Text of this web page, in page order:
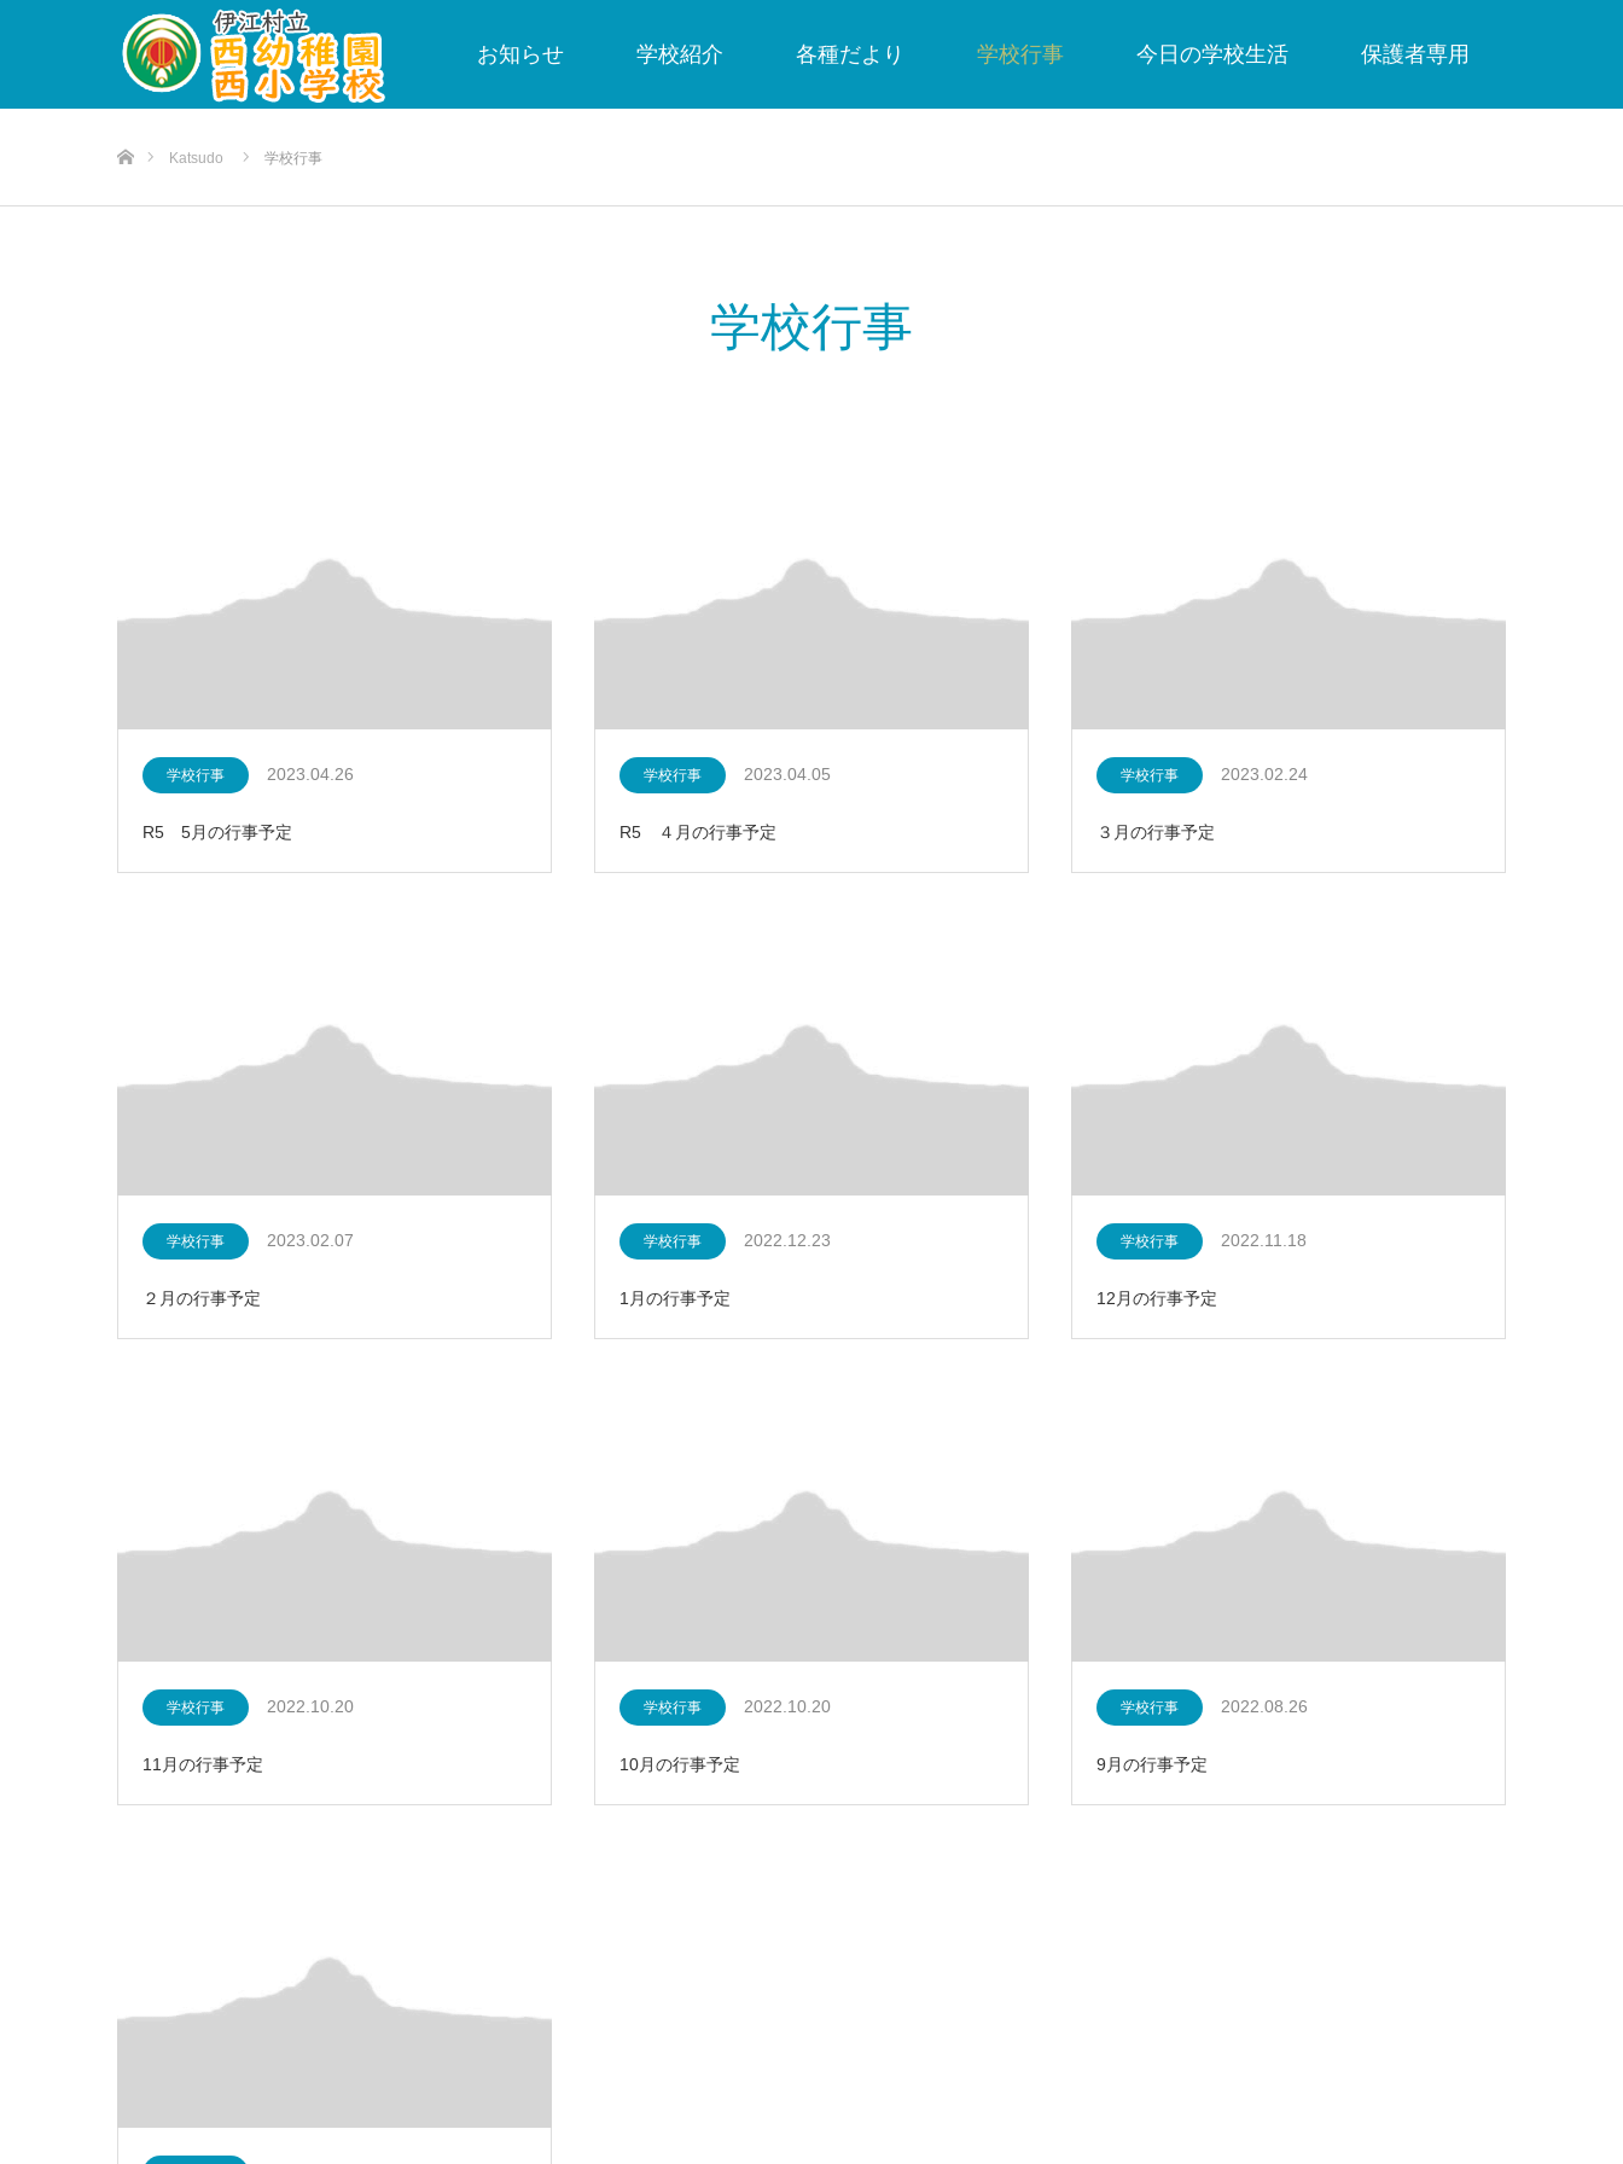
お知らせ 学校紹介 各種だより 学校行事 今日の学校生活 保護者専用
Katsudo 学校行事
学校行事
学校行事 2023.04.26
R5 5月の行事予定
学校行事 2023.04.05
R5 ４月の行事予定
学校行事 2023.02.24
３月の行事予定
学校行事 2023.02.07
２月の行事予定
学校行事 2022.12.23
1月の行事予定
学校行事 2022.11.18
12月の行事予定
学校行事 2022.10.20
11月の行事予定
学校行事 2022.10.20
10月の行事予定
学校行事 2022.08.26
9月の行事予定